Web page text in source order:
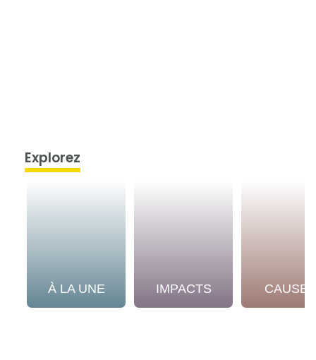
Explorez
À LA UNE IMPACTS CAUSES